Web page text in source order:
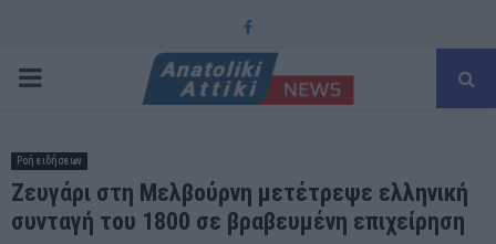
Facebook
PRIMARY
Ροή ειδήσεων
Ζευγάρι στη Μελβούρνη μετέτρεψε ελληνική
συνταγή του 1800 σε βραβευμένη επιχείρηση